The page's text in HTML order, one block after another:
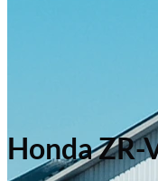
Honda ZR-